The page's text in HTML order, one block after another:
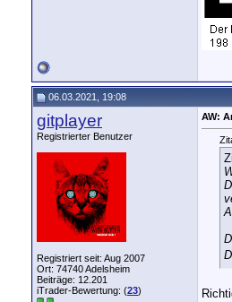
06.03.2021, 19:08
gitplayer
Registrierter Benutzer
Registriert seit: Aug 2007
Ort: 74740 Adelsheim
Beiträge: 12.201
iTrader-Bewertung: (23)
AW: